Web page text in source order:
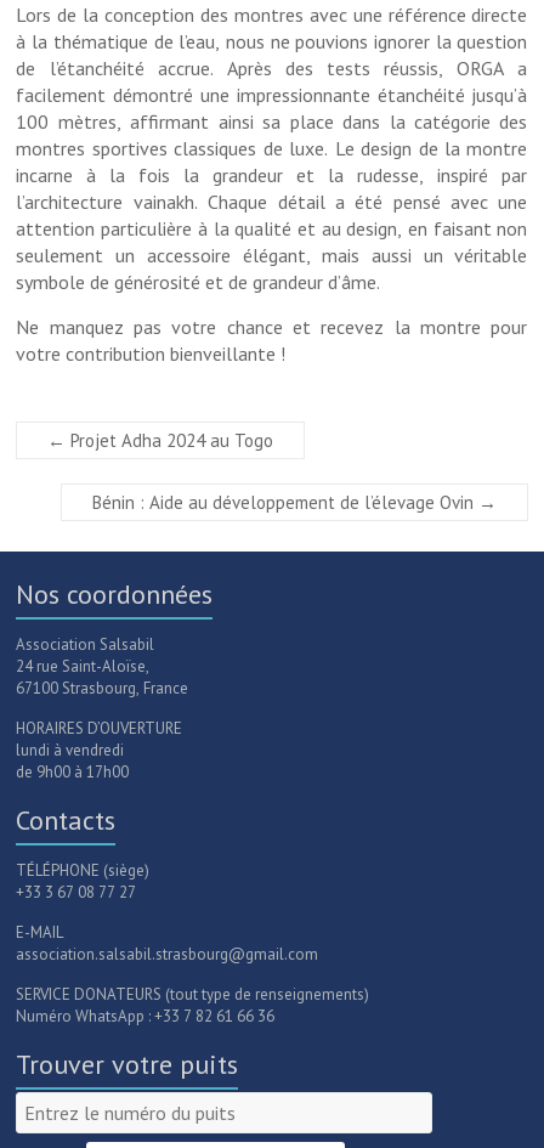
Lors de la conception des montres avec une référence directe
à la thématique de l’eau, nous ne pouvions ignorer la question
de l’étanchéité accrue. Après des tests réussis, ORGA a
facilement démontré une impressionnante étanchéité jusqu’à
100 mètres, affirmant ainsi sa place dans la catégorie des
montres sportives classiques de luxe. Le design de la montre
incarne à la fois la grandeur et la rudesse, inspiré par
l’architecture vainakh. Chaque détail a été pensé avec une
attention particulière à la qualité et au design, en faisant non
seulement un accessoire élégant, mais aussi un véritable
symbole de générosité et de grandeur d’âme.
Ne manquez pas votre chance et recevez la montre pour
votre contribution bienveillante !
← Projet Adha 2024 au Togo
Bénin : Aide au développement de l’élevage Ovin →
Nos coordonnées
Association Salsabil
24 rue Saint-Aloïse,
67100 Strasbourg, France
HORAIRES D’OUVERTURE
lundi à vendredi
de 9h00 à 17h00
Contacts
TÉLÉPHONE (siège)
+33 3 67 08 77 27
E-MAIL
association.salsabil.strasbourg@gmail.com
SERVICE DONATEURS (tout type de renseignements)
Numéro WhatsApp : +33 7 82 61 66 36
Trouver votre puits